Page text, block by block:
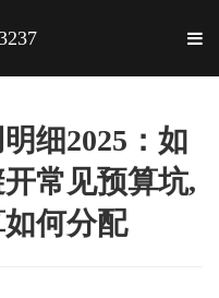
细2025：如
常见预算坑,
何分配